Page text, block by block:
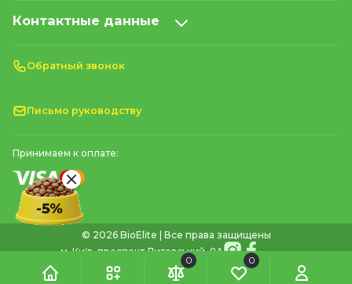
Контактные данные
Обратный звонок
Письмо руководству
Принимаем к оплате:
© 2026 BioElite | Все права защищены
м. Київ, проспект Литовський, 8А
0 0